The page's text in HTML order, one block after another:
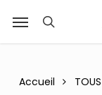
main
Menu
Accueil